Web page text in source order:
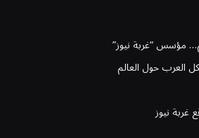
مؤسس “غربة نيوز”
العرب حول العالم
نيوز